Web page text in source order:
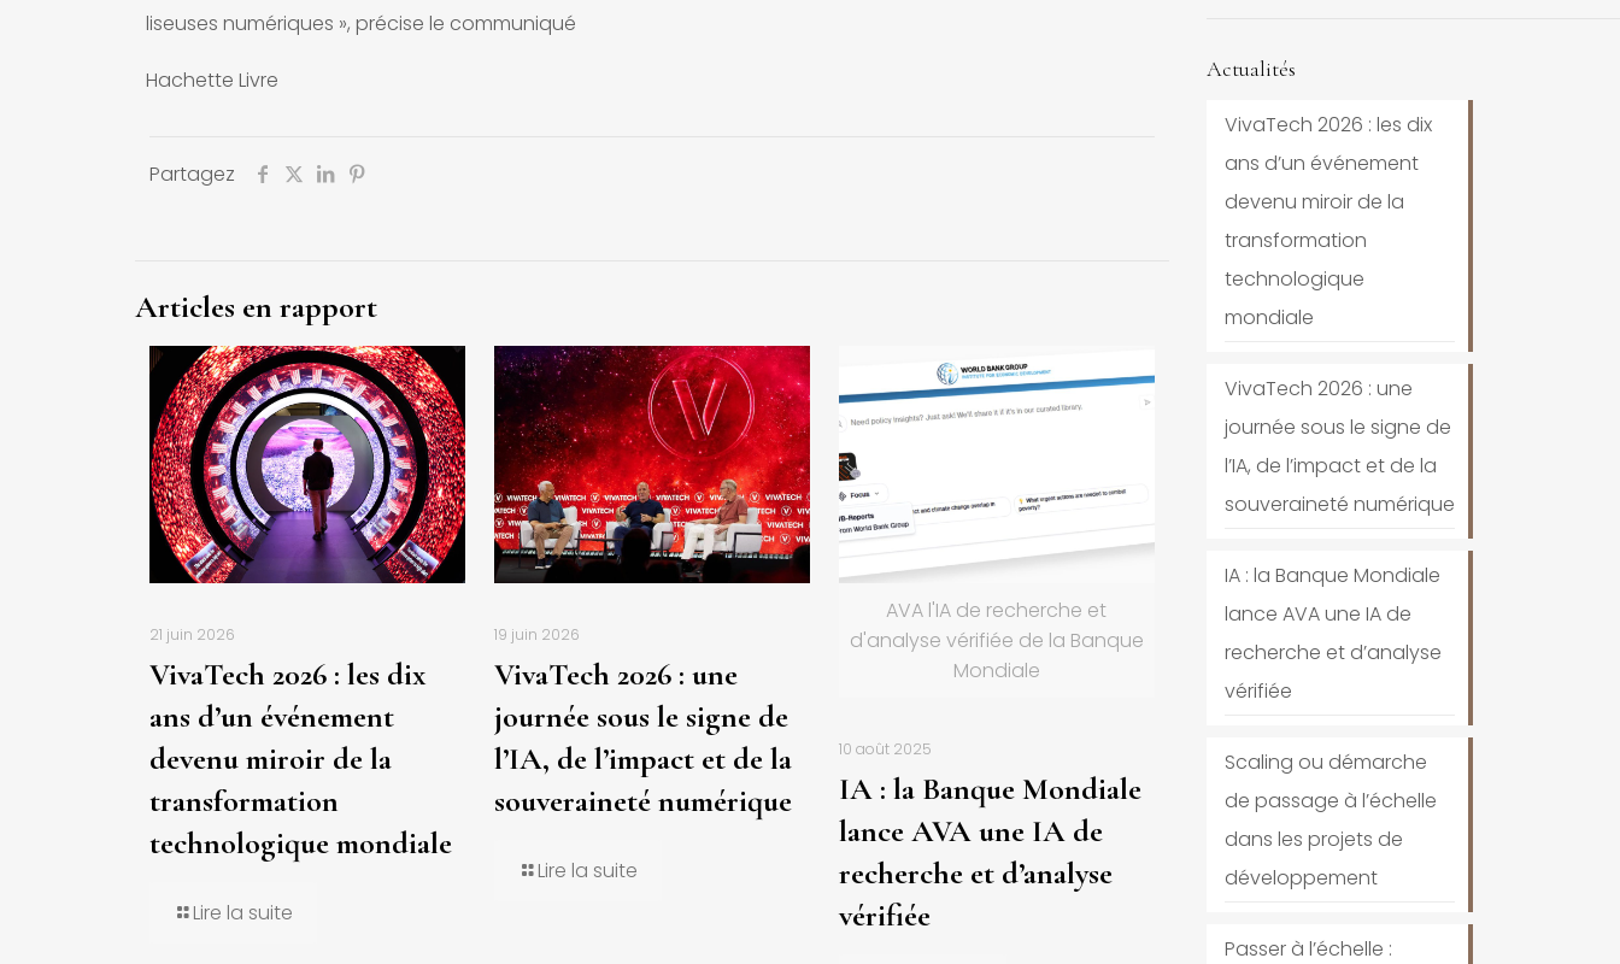
liseuses numériques », précise le communiqué
Hachette Livre
Partagez
Articles en rapport
21 juin 2026
VivaTech 2026 : les dix
ans d’un événement
devenu miroir de la
transformation
technologique mondiale
Lire la suite
19 juin 2026
VivaTech 2026 : une
journée sous le signe de
l’IA, de l’impact et de la
souveraineté numérique
Lire la suite
AVA l'IA de recherche et
d'analyse vérifiée de la Banque
Mondiale
10 août 2025
IA : la Banque Mondiale
lance AVA une IA de
recherche et d’analyse
vérifiée
Actualités
VivaTech 2026 : les dix
ans d’un événement
devenu miroir de la
transformation
technologique
mondiale
VivaTech 2026 : une
journée sous le signe de
l’IA, de l’impact et de la
souveraineté numérique
IA : la Banque Mondiale
lance AVA une IA de
recherche et d’analyse
vérifiée
Scaling ou démarche
de passage à l’échelle
dans les projets de
développement
Passer à l’échelle :